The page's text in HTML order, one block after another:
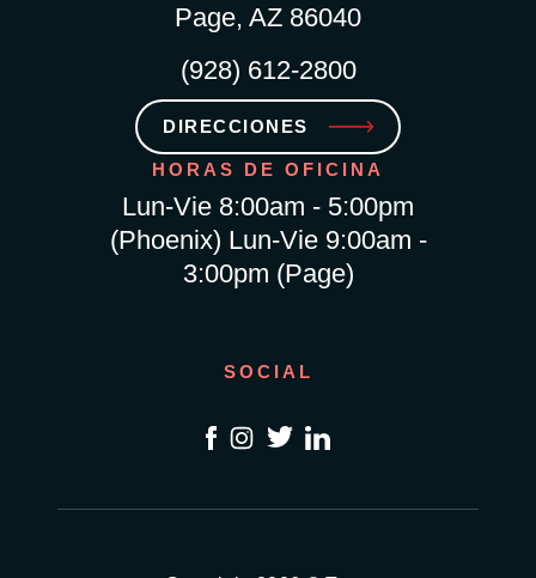
Page, AZ 86040
(928) 612-2800
DIRECCIONES
HORAS DE OFICINA
Lun-Vie 8:00am - 5:00pm
(Phoenix) Lun-Vie 9:00am -
3:00pm (Page)
SOCIAL